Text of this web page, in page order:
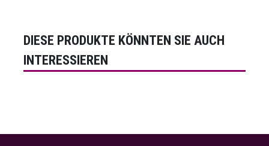
DIESE PRODUKTE KÖNNTEN SIE AUCH
INTERESSIEREN